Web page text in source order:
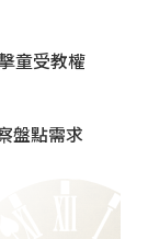
童受教權
盤點需求